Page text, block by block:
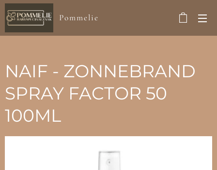
Pommelie
NAIF - ZONNEBRAND
SPRAY FACTOR 50
100ML